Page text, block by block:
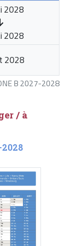
B 2027-2028
2028
2028
2028
/ à